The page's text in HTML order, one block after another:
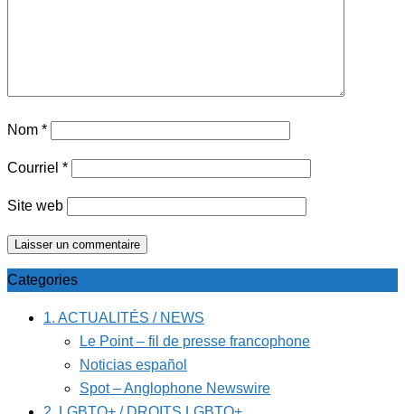
Nom *
Courriel *
Site web
Categories
1. ACTUALITÉS / NEWS
Le Point – fil de presse francophone
Noticias español
Spot – Anglophone Newswire